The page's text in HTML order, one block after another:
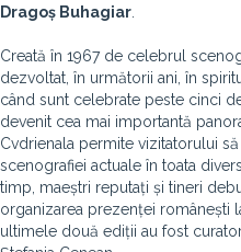
Dragoș Buhagiar
Creată în 1967 de celebrul
dezvoltat, în următorii ani, în
când sunt celebrate peste cinci
devenit cea mai importantă
Cvdrienala permite vizitatorului
scenografiei actuale în toata
timp, maeștri reputați și tineri
organizarea prezenței românești
ultimele două ediții au fost